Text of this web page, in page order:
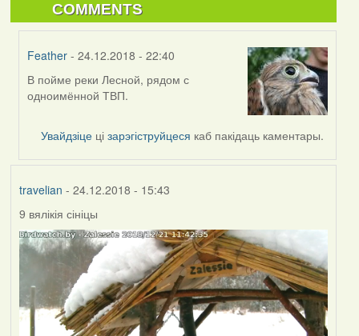
COMMENTS
Feather - 24.12.2018 - 22:40
In
reply
В пойме реки Лесной, рядом с
одноимённой ТВП.
Увайдзіце цізарэгіструйцеся каб пакідаць каментары.
travelian - 24.12.2018 - 15:43
9 вялікія сініцы